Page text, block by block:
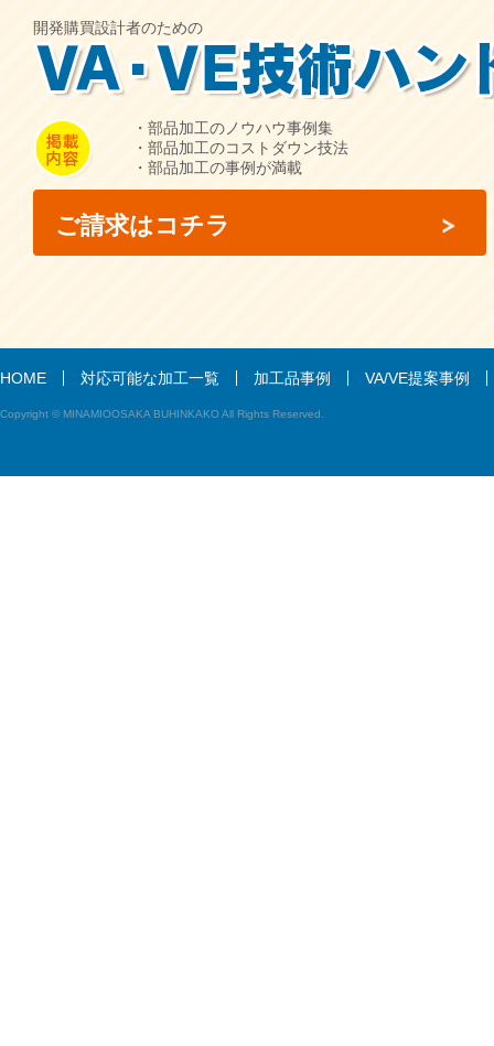
開発購買設計者のための
・部品加工のノウハウ事例集
・部品加工のコストダウン技法
・部品加工の事例が満載
ご請求はコチラ
HOME 対応可能な加工一覧 加工品事例 VA/VE提案事例
Copyright © MINAMIOOSAKA BUHINKAKO All Rights Reserved.